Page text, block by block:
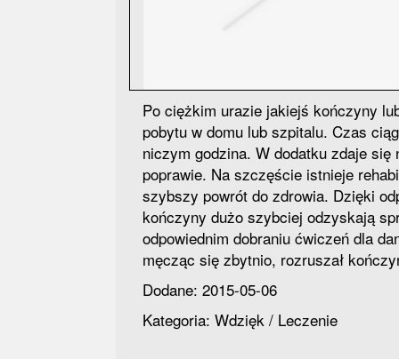
Po ciężkim urazie jakiejś kończyny
pobytu w domu lub szpitalu. Czas
niczym godzina. W dodatku zdaje
poprawie. Na szczęście istnieje
szybszy powrót do zdrowia. Dzięki
kończyny dużo szybciej odzyskają
odpowiednim dobraniu ćwiczeń dla
męcząc się zbytnio, rozruszał
Dodane: 2015-05-06
Kategoria: Wdzięk / Leczenie